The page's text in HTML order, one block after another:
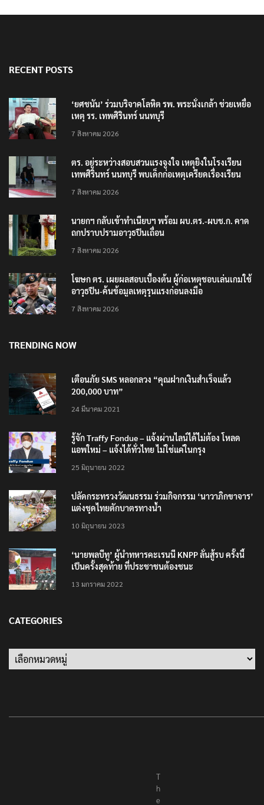
RECENT POSTS
‘ยศชนัน’ ร่วมบริจาคโลหิต รพ. พระนั่งเกล้า ช่วยเหยื่อ
เหตุ รร. เทพศิรินทร์ นนทบุรี
7 สิงหาคม 2026
ตร. อยู่ระหว่างสอบสวนแรงจูงใจ เหตุยิงในโรงเรียน
เทพศิรินทร์ นนทบุรี พบเด็กก่อเหตุเครียดเรื่องเรียน
7 สิงหาคม 2026
นายกฯ กลับเข้าทำเนียบฯ พร้อม ผบ.ตร.-ผบช.ก. คาด
ถกปราบปรามอาวุธปืนเถื่อน
7 สิงหาคม 2026
โฆษก ตร. เผยผลสอบเบื้องต้น ผู้ก่อเหตุชอบเล่นเกมใช้
อาวุธปืน-ค้นข้อมูลเหตุรุนแรงก่อนลงมือ
7 สิงหาคม 2026
TRENDING NOW
เตือนภัย SMS หลอกลวง “คุณฝากเงินสำเร็จแล้ว
200,000 บาท”
24 มีนาคม 2021
รู้จัก Traffy Fondue – แจ้งผ่านไลน์ได้ไม่ต้อง โหลด
แอพใหม่ – แจ้งได้ทั่วไทย ไม่ใช่แค่ในกรุง
25 มิถุนายน 2022
ปลัดกระทรวงวัฒนธรรม ร่วมกิจกรรม ‘นาวาภิกขาจาร’
แต่งชุดไทยตักบาตรทางน้ำ
10 มิถุนายน 2023
‘นายพลบีทู’ ผู้นำทหารคะเรนนี KNPP ลั่นสู้รบ ครั้งนี้
เป็นครั้งสุดท้าย ที่ประชาชนต้องชนะ
13 มกราคม 2022
CATEGORIES
Categories
T
h
e